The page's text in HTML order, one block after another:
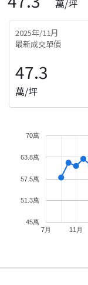
萬/坪
2025年/11月
最新成交單價
47.3
萬/坪
7月 11月
45萬
51.3萬
57.5萬
63.8萬
70萬